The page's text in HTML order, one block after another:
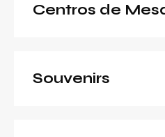
Centros de
Souvenirs